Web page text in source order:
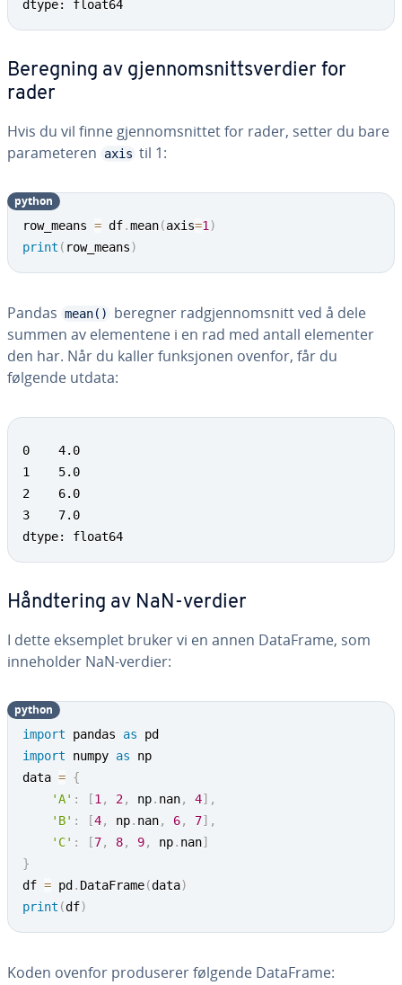
dtype: float64
Beregning av gjennomsnittsverdier for
rader
Hvis du vil finne gjennomsnittet for rader, setter du bare
parameteren
axis til 1:
row_means = df.mean(axis=1 )
print ( row_means)
python
Pandas mean()
beregner radgjennomsnitt ved å dele
summen av elementene i en rad med antall elementer
den har. Når du kaller funksjonen ovenfor, får du
følgende utdata:
0    4.0
1    5.0
2    6.0
3    7.0
dtype: float64
Håndtering av NaN-verdier
I dette eksemplet bruker vi en annen DataFrame, som
inneholder NaN-verdier:
import pandas as
import numpy as np
data = {
'A' : [1 , 2, np. nan, 4] ,
'B' : [4, np. nan, 6, 7] ,
'C' : [7, 8, 9, np. nan]
}
df = pd . DataFrame(data)
print (df)
python
Koden ovenfor produserer følgende DataFrame: